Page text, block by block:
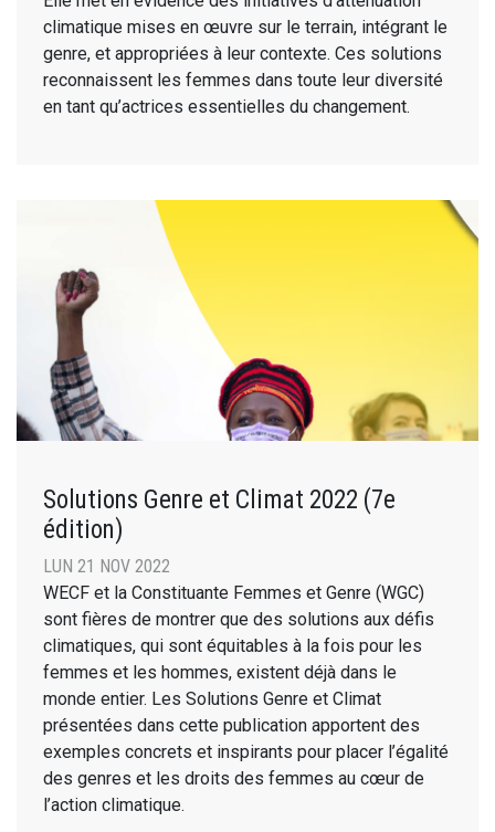
climatique mises en œuvre sur le terrain, intégrant le
genre, et appropriées à leur contexte. Ces solutions
reconnaissent les femmes dans toute leur diversité
en tant qu’actrices essentielles du changement.
Solutions Genre et Climat 2022 (7e
édition)
LUN 21 NOV 2022
WECF et la Constituante Femmes et Genre (WGC)
sont fières de montrer que des solutions aux défis
climatiques, qui sont équitables à la fois pour les
femmes et les hommes, existent déjà dans le
monde entier. Les Solutions Genre et Climat
présentées dans cette publication apportent des
exemples concrets et inspirants pour placer l’égalité
des genres et les droits des femmes au cœur de
l’action climatique.